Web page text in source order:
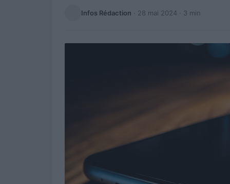
Infos Rédaction · 28 mai 2024 · 3 min